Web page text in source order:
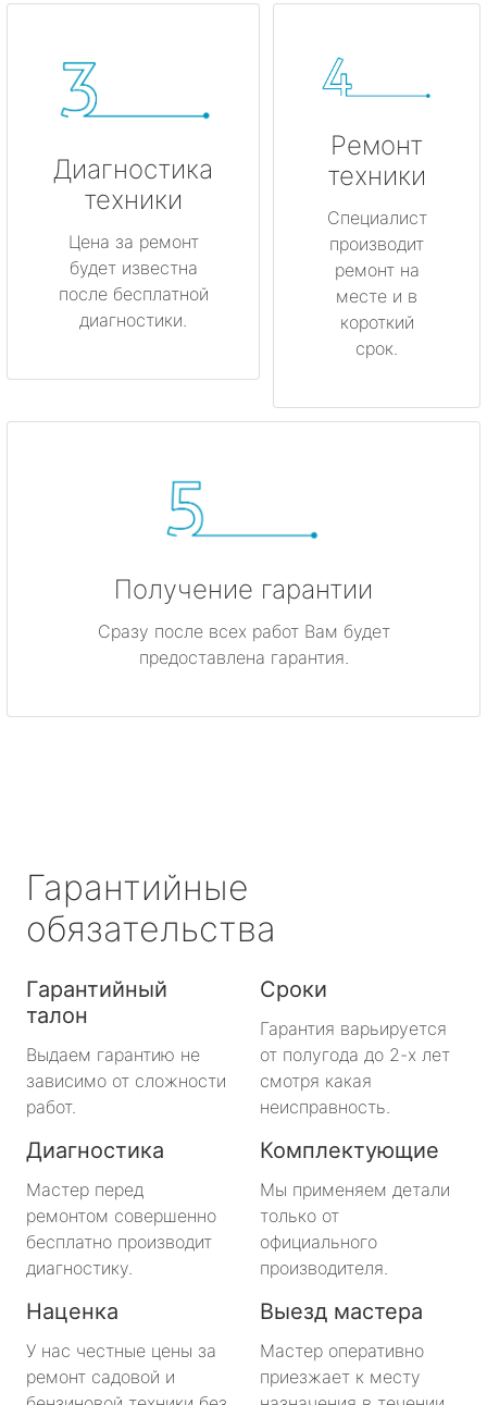
Диагностика
техники
Цена за ремонт
будет известна
после бесплатной
диагностики.
Ремонт
техники
Специалист
производит
ремонт на
месте и в
короткий
срок.
Получение гарантии
Сразу после всех работ Вам будет
предоставлена гарантия.
Гарантийные
обязательства
Гарантийный
талон
Выдаем гарантию не
зависимо от сложности
работ.
Сроки
Гарантия варьируется
от полугода до 2-х лет
смотря какая
неисправность.
Диагностика
Мастер перед
ремонтом совершенно
бесплатно производит
диагностику.
Комплектующие
Мы применяем детали
только от
официального
производителя.
Наценка
У нас честные цены за
ремонт садовой и
Выезд мастера
Мастер оперативно
приезжает к месту